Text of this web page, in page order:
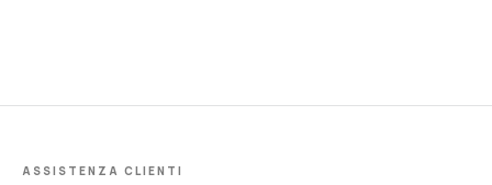
ASSISTENZA CLIENTI